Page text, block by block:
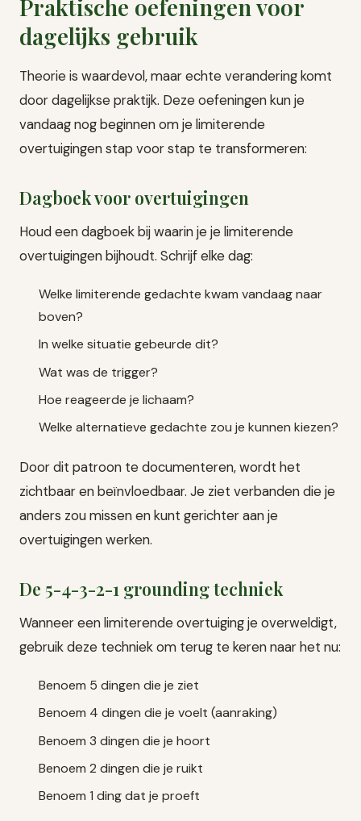
Praktische oefeningen voor
dagelijks gebruik
Theorie is waardevol, maar echte verandering komt
door dagelijkse praktijk. Deze oefeningen kun je
vandaag nog beginnen om je limiterende
overtuigingen stap voor stap te transformeren:
Dagboek voor overtuigingen
Houd een dagboek bij waarin je je limiterende
overtuigingen bijhoudt. Schrijf elke dag:
Welke limiterende gedachte kwam vandaag naar
boven?
In welke situatie gebeurde dit?
Wat was de trigger?
Hoe reageerde je lichaam?
Welke alternatieve gedachte zou je kunnen kiezen?
Door dit patroon te documenteren, wordt het
zichtbaar en beïnvloedbaar. Je ziet verbanden die je
anders zou missen en kunt gerichter aan je
overtuigingen werken.
De 5-4-3-2-1 grounding techniek
Wanneer een limiterende overtuiging je overweldigt,
gebruik deze techniek om terug te keren naar het nu:
Benoem 5 dingen die je ziet
Benoem 4 dingen die je voelt (aanraking)
Benoem 3 dingen die je hoort
Benoem 2 dingen die je ruikt
Benoem 1 ding dat je proeft